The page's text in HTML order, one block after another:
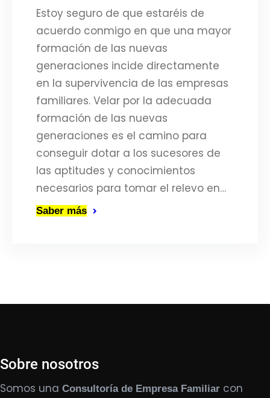
Estoy seguro de que estaréis de
acuerdo conmigo en que una mayor
formación de las nuevas
generaciones incide directamente
en la supervivencia de las empresas
familiares. Velar por la adecuada
formación de las nuevas
generaciones es el camino para
conseguir dotar a los sucesores de
las aptitudes y conocimientos
necesarios para tomar el relevo en…
Saber más
Sobre nosotros
Somos una Consultoría de Empresa Familiar con